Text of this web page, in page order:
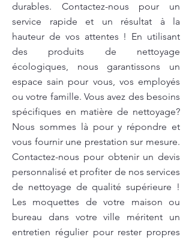
durables. Contactez-nous pour un
service rapide et un résultat à la
hauteur de vos attentes ! En utilisant
des produits de nettoyage
écologiques, nous garantissons un
espace sain pour vous, vos employés
ou votre famille. Vous avez des besoins
spécifiques en matière de nettoyage?
Nous sommes là pour y répondre et
vous fournir une prestation sur mesure.
Contactez-nous pour obtenir un devis
personnalisé et profiter de nos services
de nettoyage de qualité supérieure !
Les moquettes de votre maison ou
bureau dans votre ville méritent un
entretien régulier pour rester propres